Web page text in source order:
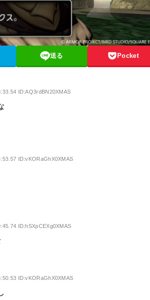
送る Pocket
ID:AQ3rdBN20XMAS
ID:vKORaGhX0XMAS
ID:hSXpCEXg0XMAS
ID:vKORaGhX0XMAS